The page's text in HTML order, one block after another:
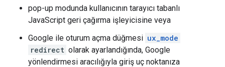
pop-up modunda kullanıcının tarayıcı tabanlı
JavaScript geri çağırma işleyicisine veya
Google ile oturum açma düğmesi ux_mode
redirect olarak ayarlandığında, Google
yönlendirmesi aracılığıyla giriş uç noktanıza